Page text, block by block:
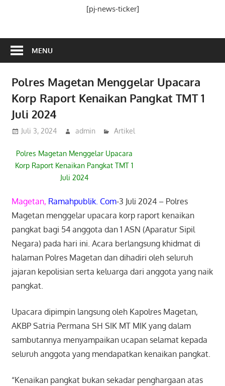
[pj-news-ticker]
MENU
Polres Magetan Menggelar Upacara
Korp Raport Kenaikan Pangkat TMT 1
Juli 2024
Juli 3, 2024 admin Artikel
Polres Magetan Menggelar Upacara
Korp Raport Kenaikan Pangkat TMT 1
Juli 2024
Magetan, Ramahpublik. Com-3 Juli 2024 – Polres
Magetan menggelar upacara korp raport kenaikan
pangkat bagi 54 anggota dan 1 ASN (Aparatur Sipil
Negara) pada hari ini. Acara berlangsung khidmat di
halaman Polres Magetan dan dihadiri oleh seluruh
jajaran kepolisian serta keluarga dari anggota yang naik
pangkat.
Upacara dipimpin langsung oleh Kapolres Magetan,
AKBP Satria Permana SH SIK MT MIK yang dalam
sambutannya menyampaikan ucapan selamat kepada
seluruh anggota yang mendapatkan kenaikan pangkat.
“Kenaikan pangkat bukan sekadar penghargaan atas